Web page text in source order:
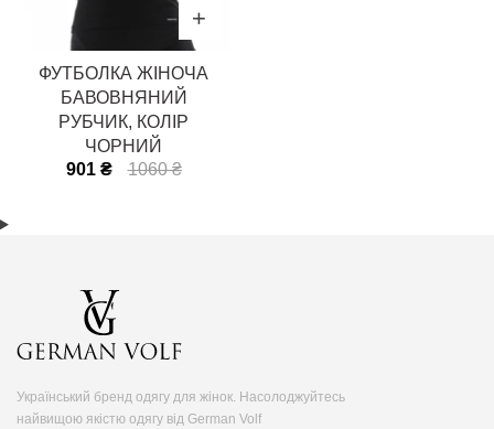
ФУТБОЛКА ЖІНОЧА
БАВОВНЯНИЙ
РУБЧИК, КОЛІР
ЧОРНИЙ
901 ₴
1060 ₴
Український бренд одягу для жінок. Насолоджуйтесь
найвищою якістю одягу від German Volf